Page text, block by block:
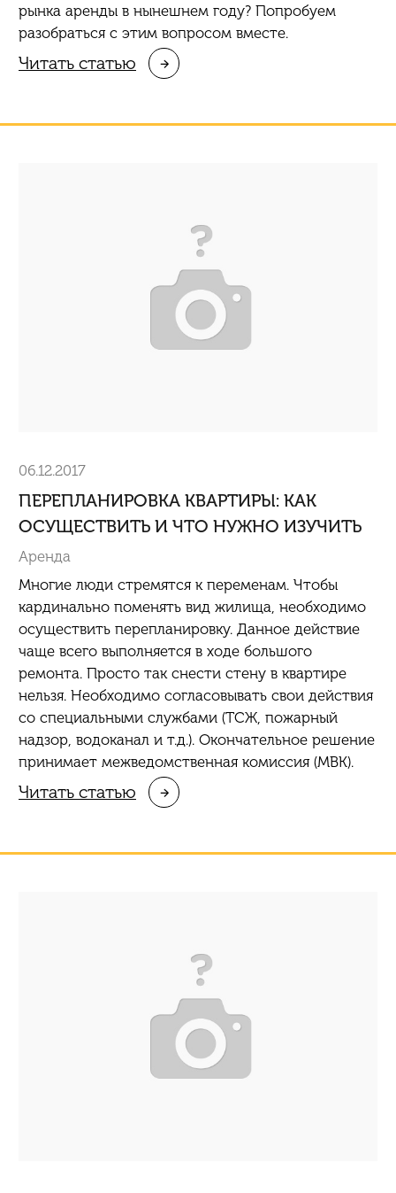
рынка аренды в нынешнем году? Попробуем
разобраться с этим вопросом вместе.
Читать статью
06.12.2017
ПЕРЕПЛАНИРОВКА КВАРТИРЫ: КАК
ОСУЩЕСТВИТЬ И ЧТО НУЖНО ИЗУЧИТЬ
Аренда
Многие люди стремятся к переменам. Чтобы
кардинально поменять вид жилища, необходимо
осуществить перепланировку. Данное действие
чаще всего выполняется в ходе большого
ремонта. Просто так снести стену в квартире
нельзя. Необходимо согласовывать свои действия
со специальными службами (ТСЖ, пожарный
надзор, водоканал и т.д.). Окончательное решение
принимает межведомственная комиссия (МВК).
Читать статью